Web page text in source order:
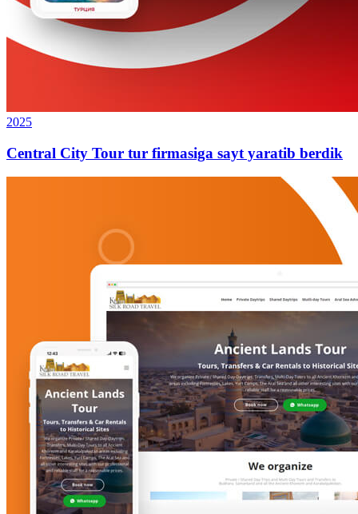
2025
Central City Tour tur firmasiga sayt yaratib berdik